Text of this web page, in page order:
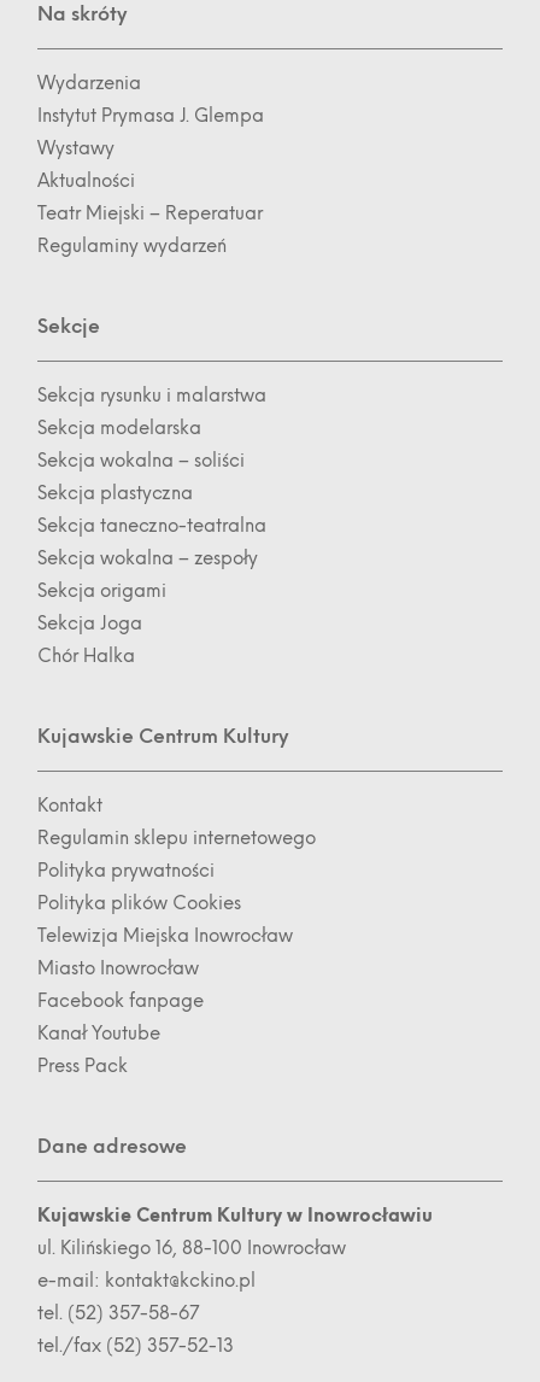
Na skróty
Wydarzenia
Instytut Prymasa J. Glempa
Wystawy
Aktualności
Teatr Miejski – Reperatuar
Regulaminy wydarzeń
Sekcje
Sekcja rysunku i malarstwa
Sekcja modelarska
Sekcja wokalna – soliści
Sekcja plastyczna
Sekcja taneczno-teatralna
Sekcja wokalna – zespoły
Sekcja origami
Sekcja Joga
Chór Halka
Kujawskie Centrum Kultury
Kontakt
Regulamin sklepu internetowego
Polityka prywatności
Polityka plików Cookies
Telewizja Miejska Inowrocław
Miasto Inowrocław
Facebook fanpage
Kanał Youtube
Press Pack
Dane adresowe
Kujawskie Centrum Kultury w Inowrocławiu
ul. Kilińskiego 16, 88-100 Inowrocław
e-mail: kontakt@kckino.pl
tel. (52) 357-58-67
tel./fax (52) 357-52-13